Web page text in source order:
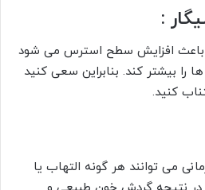
باعث افزایش سطح استرس می شود
را بیشتر کند. بنابراین سعی کنید
کنید.
می توانند هر گونه التهاب یا